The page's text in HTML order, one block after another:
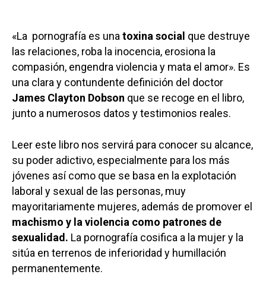
«La pornografía es unatoxina social que destruye
las relaciones, roba la inocencia, erosiona la
compasión, engendra violencia y mata el amor». Es
una clara y contundente definición del doctor
James Clayton Dobson que se recoge en el libro,
junto a numerosos datos y testimonios reales.
Leer este libro nos servirá para conocer su alcance,
su poder adictivo, especialmente para los más
jóvenes así como que se basa en la explotación
laboral y sexual de las personas, muy
mayoritariamente mujeres, además de promover el
machismo y la violencia como patrones de
sexualidad. La pornografía cosifica a la mujer y la
sitúa en terrenos de inferioridad y humillación
permanentemente.